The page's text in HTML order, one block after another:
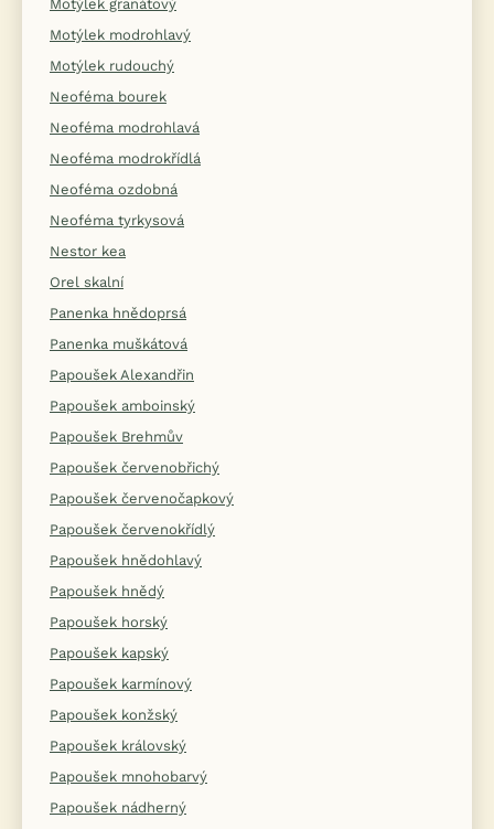
Motýlek granátový
Motýlek modrohlavý
Motýlek rudouchý
Neoféma bourek
Neoféma modrohlavá
Neoféma modrokřídlá
Neoféma ozdobná
Neoféma tyrkysová
Nestor kea
Orel skalní
Panenka hnědoprsá
Panenka muškátová
Papoušek Alexandřin
Papoušek amboinský
Papoušek Brehmův
Papoušek červenobřichý
Papoušek červenočapkový
Papoušek červenokřídlý
Papoušek hnědohlavý
Papoušek hnědý
Papoušek horský
Papoušek kapský
Papoušek karmínový
Papoušek konžský
Papoušek královský
Papoušek mnohobarvý
Papoušek nádherný